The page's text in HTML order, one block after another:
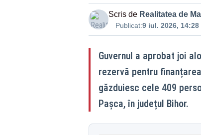
Scris de Realitatea de
Publicat:9 iul. 2026, 14:28
Guvernul a aprobat joi
rezervă pentru
găzduiesc cele 409
Pașca, în județul Bihor.